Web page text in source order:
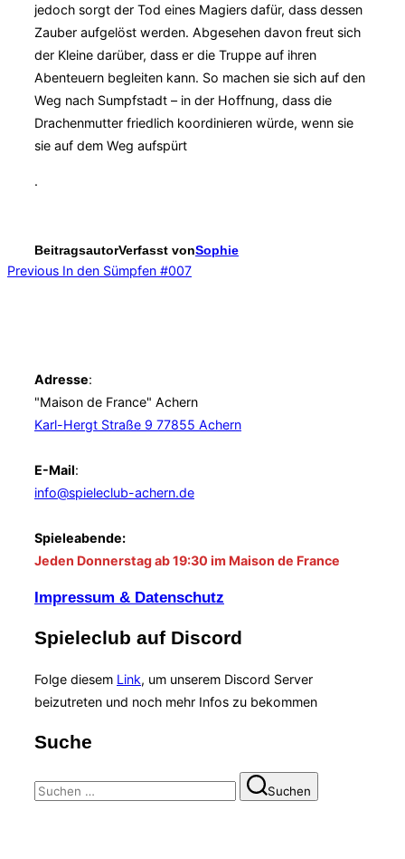
jedoch sorgt der Tod eines Magiers dafür, dass dessen
Zauber aufgelöst werden. Abgesehen davon freut sich
der Kleine darüber, dass er die Truppe auf ihren
Abenteuern begleiten kann. So machen sie sich auf den
Weg nach Sumpfstadt – in der Hoffnung, dass die
Drachenmutter friedlich koordinieren würde, wenn sie
sie auf dem Weg aufspürt
.
BeitragsautorVerfasst vonSophie
Beitragsnavigation
Previous
Previous In den Sümpfen #007
Adresse:
"Maison de France" Achern
Karl-Hergt Straße 9 77855 Achern
E-Mail:
info@spieleclub-achern.de
Spieleabende:
Jeden Donnerstag ab 19:30 im Maison de France
Impressum & Datenschutz
Spieleclub auf Discord
Folge diesem Link, um unserem Discord Server
beizutreten und noch mehr Infos zu bekommen
Suche
Suchen
nach:
Suchen